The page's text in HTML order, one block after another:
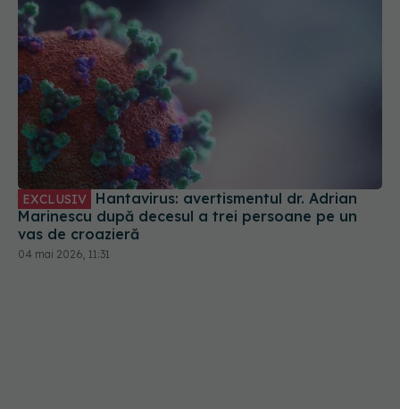
EXCLUSIV
Marinescu după decesul a trei persoane pe un
vas de croazieră
04 mai 2026, 11:31